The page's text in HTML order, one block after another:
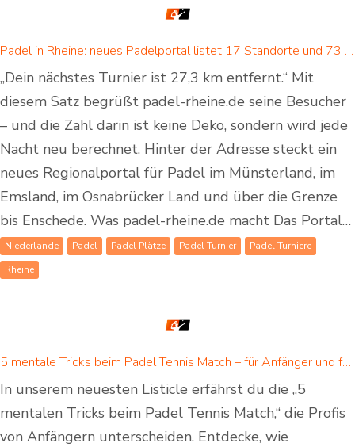
Padel in Rheine: neues Padelportal listet 17 Standorte und 73 Padel-Courts in Rheine und Umgebung
„Dein nächstes Turnier ist 27,3 km entfernt.“ Mit
diesem Satz begrüßt padel-rheine.de seine Besucher
– und die Zahl darin ist keine Deko, sondern wird jede
Nacht neu berechnet. Hinter der Adresse steckt ein
neues Regionalportal für Padel im Münsterland, im
Emsland, im Osnabrücker Land und über die Grenze
bis Enschede. Was padel-rheine.de macht Das Portal…
Niederlande Padel Padel Plätze Padel Turnier
Padel Turniere
Rheine
5 mentale Tricks beim Padel Tennis Match – für Anfänger und fortgeschrittene Padelspieler
In unserem neuesten Listicle erfährst du die „5
mentalen Tricks beim Padel Tennis Match,“ die Profis
von Anfängern unterscheiden. Entdecke, wie